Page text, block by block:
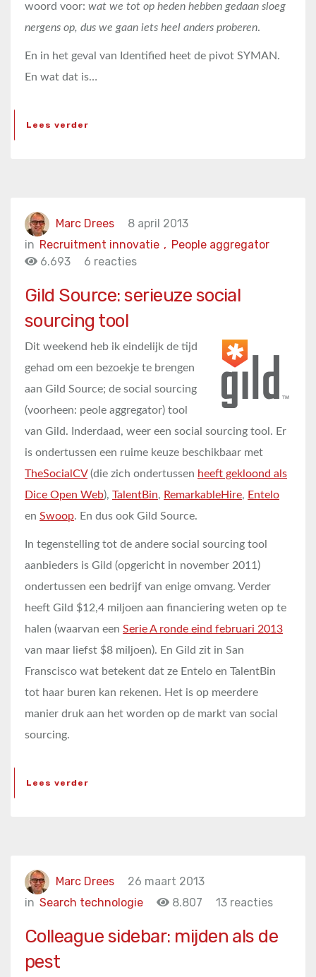
woord voor: wat we tot op heden hebben gedaan sloeg
nergens op, dus we gaan iets heel anders proberen.
En in het geval van Identified heet de pivot SYMAN.
En wat dat is…
Lees verder
Marc Drees
8 april 2013
in
People aggregator
Recruitment innovatie ,
6.693
6 reacties
Gild Source: serieuze social
sourcing tool
Dit weekend heb ik eindelijk de tijd
gehad om een bezoekje te brengen
aan Gild Source; de social sourcing
(voorheen: peole aggregator) tool
van Gild. Inderdaad, weer een social sourcing tool. Er
is ondertussen een ruime keuze beschikbaar met
TheSocialCV(die zich ondertussen heeft gekloond als
Dice Open Web), TalentBin, RemarkableHire, Entelo
en Swoop. En dus ook Gild Source.
In tegenstelling tot de andere social sourcing tool
aanbieders is Gild (opgericht in november 2011)
ondertussen een bedrijf van enige omvang. Verder
heeft Gild $12,4 miljoen aan financiering weten op te
halen (waarvan een Serie A ronde eind februari 2013
van maar liefst $8 miljoen). En Gild zit in San
Franscisco wat betekent dat ze Entelo en TalentBin
tot haar buren kan rekenen. Het is op meerdere
manier druk aan het worden op de markt van social
sourcing.
Lees verder
Marc Drees
26 maart 2013
in Search technologie 8.807 13 reacties
Colleague sidebar: mijden als de
pest